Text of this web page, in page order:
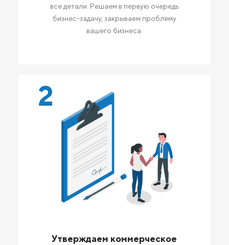
все детали. Решаем в первую очередь
бизнес-задачу, закрываем проблему
вашего бизнеса.
2
Утверждаем коммерческое